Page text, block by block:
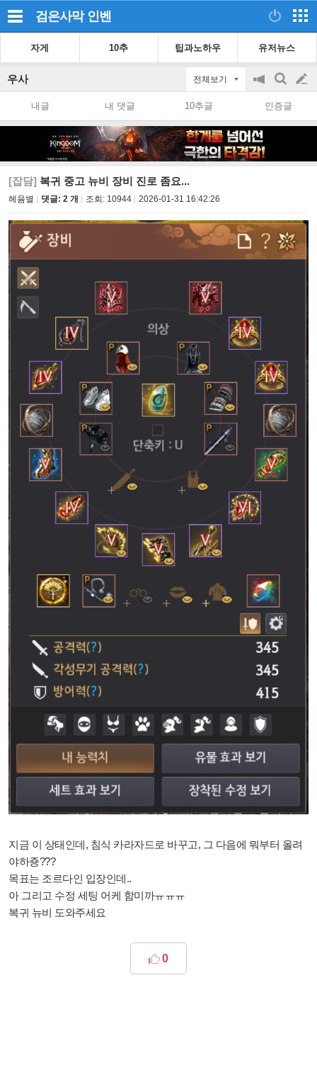
검은사막 인벤
자게 10추 팁과노하우 유저뉴스
우사 전체보기
공
on/off
검
색
글
쓰
내글 내 댓글 10추글 인증글
[잡담] 복귀 중고 뉴비 장비 진로 좀요...
헤윰별 댓글: 2 개 조회: 10944 2026-01-31 16:42:26
지금 이 상태인데, 침식 카라자드로 바꾸고, 그 다음에 뭐부터 올려
야하죵???
목표는 조르다인 입장인데..
아 그리고 수정 세팅 어케 함미까ㅠㅠㅠ
복귀 뉴비 도와주세요
0